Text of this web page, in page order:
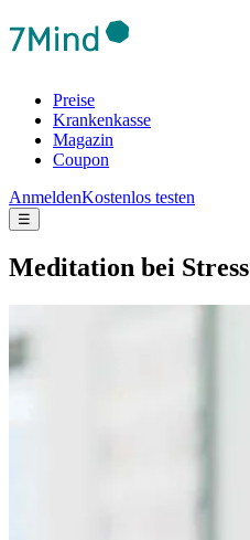
Preise
Krankenkasse
Magazin
Coupon
AnmeldenKostenlos testen
☰
Medi­ta­tion bei Stress